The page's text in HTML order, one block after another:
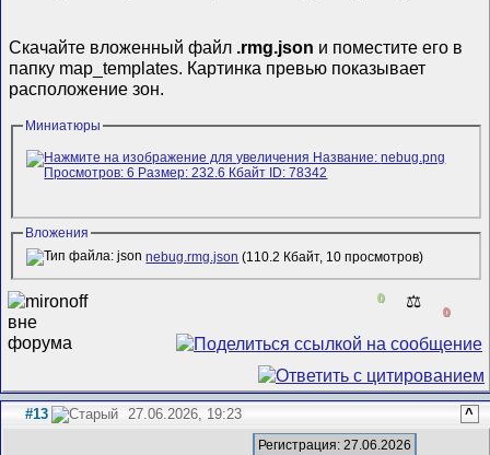
Скачайте вложенный файл .rmg.json и поместите его в
папку map_templates. Картинка превью показывает
расположение зон.
Миниатюры
Вложения
nebug.rmg.json (110.2 Кбайт, 10 просмотров)
0 ⚖️
0
#13 27.06.2026, 19:23 ^
Регистрация: 27.06.2026